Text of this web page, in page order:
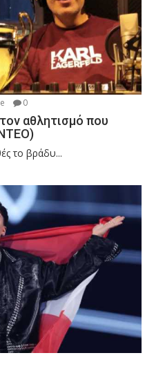
0
αθλητισμό που
το βράδυ...